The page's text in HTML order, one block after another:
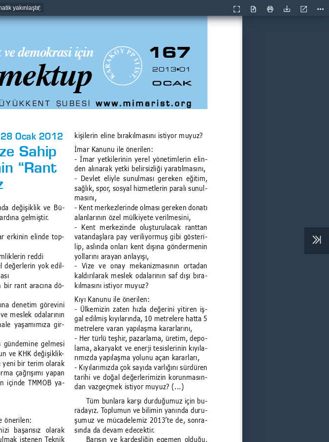
Sunum
Modu
Aç Yazdırİndir
Geçerli
ŞUBES‹ www.mimarist.org
demokrasi için 167
2013•01
OCAK
değişiklik ve Bü-
gelmiştir.
erkinin elinde top-
reddi
değerlerin yok edil-
bir rant aracına dö-
denetim görevini
meslek odalarının
yaşamımıza gir-
gündemine gelmesi
ve KHK değişiklik-
yeni bir terim olarak
çağrışımı yapan
içinde TMMOB ya-
önerilen:
başarısız  olarak
istenen Teknik
kişilerin eline bırakılmasını istiyor muyuz?
İmar Kanunu ile önerilen:
- İmar yetkilerinin yerel yönetimlerin elin-
den alınarak yetki belirsizliği yaratılmasını,
- Devlet eliyle sunulması gereken eğitim,
sağlık, spor, sosyal hizmetlerin paralı sunul-
masını,
- Kent merkezlerinde olması gereken donatı
alanlarının özel mülkiyete verilmesini,
-  Kent  merkezinde  oluşturulacak  ranttan
vatandaşlara pay veriliyormuş gibi gösteri-
lip, aslında onları kent dışına göndermenin
yollarını arayan anlayışı,
-  Vize  ve  onay  mekanizmasının  ortadan
kaldırılarak meslek odalarının saf dışı bıra-
kılmasını istiyor muyuz?
Kıyı Kanunu ile önerilen:
- Ülkemizin zaten hızla değerini yitiren iş-
gal edilmiş kıyılarında, 10 metrelere hatta 5
metrelere varan yapılaşma kararlarını,
- Her türlü teşhir, pazarlama, üretim, depo-
lama, akaryakıt ve enerji tesislerinin kıyıla-
rımızda yapılaşma yolunu açan kararları,
- Kıyılarımızda çok sayıda varlığını sürdüren
tarihi ve doğal değerlerimizin korunmasın-
dan vazgeçmek istiyor muyuz? (...)
Tüm bunlara karşı durduğumuz için bu-
radayız. Toplumun ve bilimin yanında duru-
şumuz ve mücadelemiz 2013’te de, sonra-
sında da devam edecektir.
Barışın ve kardeşliğin egemen olduğu,
28 Ocak 2012
Sahip
“Rant